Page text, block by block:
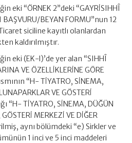
eki “ÖRNEK 2”deki “GAYRİSIHHÎ
BAŞVURU/BEYAN FORMU”nun 12
siciline kayıtlı olanlardan
kaldırılmıştır.
eki (EK-l)’de yer alan “SIHHÎ
VE ÖZELLİKLERİNE GÖRE
“H- TİYATRO, SİNEMA,
VE GÖSTERİ
“H- TİYATRO, SİNEMA, DÜĞÜN
MERKEZİ VE DİĞER
aynı bölümdeki “e) Sirkler ve
1 inci ve 5 inci maddeleri